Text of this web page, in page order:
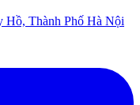
Hồ, Thành Phố Hà Nội